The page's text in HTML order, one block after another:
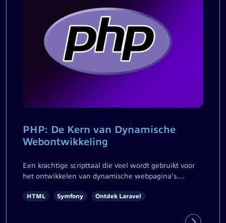
PHP: De Kern van Dynamische
Webontwikkeling
Een krachtige scripttaal die veel wordt gebruikt voor
het ontwikkelen van dynamische webpagina's....
HTML Symfony Ontdek Laravel